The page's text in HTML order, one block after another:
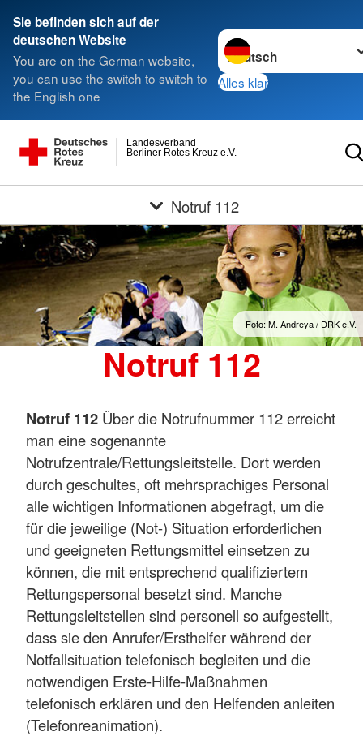
Sie befinden sich auf der
deutschen Website
You are on the German website,
you can use the switch to switch to
the English one
Sprache wechseln zu
Alles klar
Berliner Rotes Kreuz e.V.
Landesverband
Notruf 112
Foto: M. Andreya / DRK e.V.
Notruf 112
Notruf 112 Über die Notrufnummer 112 erreicht
man eine sogenannte
Notrufzentrale/Rettungsleitstelle. Dort werden
durch geschultes, oft mehrsprachiges Personal
alle wichtigen Informationen abgefragt, um die
für die jeweilige (Not-) Situation erforderlichen
und geeigneten Rettungsmittel einsetzen zu
können, die mit entsprechend qualifiziertem
Rettungspersonal besetzt sind. Manche
Rettungsleitstellen sind personell so aufgestellt,
dass sie den Anrufer/Ersthelfer während der
Notfallsituation telefonisch begleiten und die
notwendigen Erste-Hilfe-Maßnahmen
telefonisch erklären und den Helfenden anleiten
(Telefonreanimation).